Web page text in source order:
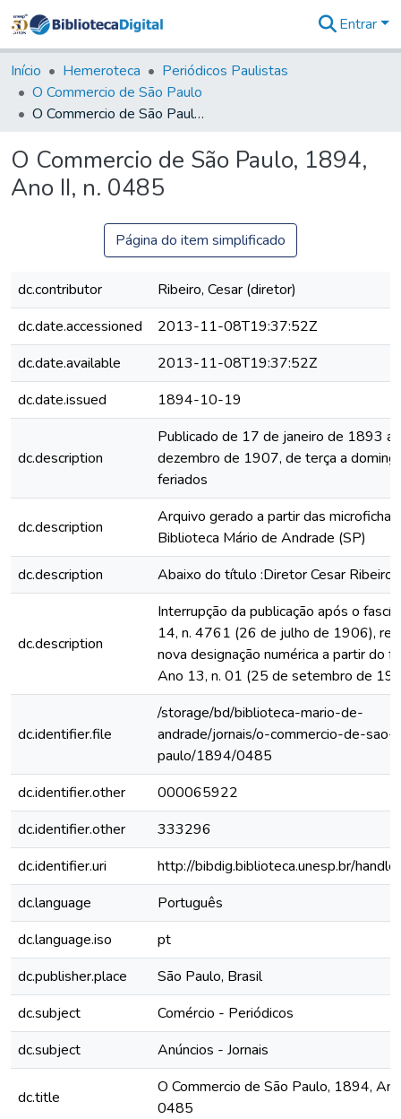
&
Coleções
Tudo na
Biblioteca
Estatísticas
Entrar
Início Hemeroteca
Periódicos Paulistas
O Commercio de São Paulo
O Commercio de São Paulo, 1894, Ano II, n. 0485
O Commercio de São Paulo, 1894,
Ano II, n. 0485
Página do item simplificado
dc.contributor
Ribeiro, Cesar (diretor)
dc.date.accessioned
2013-11-08T19:37:52Z
dc.date.available
2013-11-08T19:37:52Z
dc.date.issued
1894-10-19
dc.description
Publicado de 17 de janeiro de 1893 a
dezembro de 1907, de terça a
feriados
dc.description
Arquivo gerado a partir das
Biblioteca Mário de Andrade (SP)
dc.description
Abaixo do título :Diretor Cesar Ribeiro
dc.description
Interrupção da publicação após o
14, n. 4761 (26 de julho de 1906),
nova designação numérica a partir do
Ano 13, n. 01 (25 de setembro de
dc.identifier.file
/storage/bd/biblioteca-mario-de-
andrade/jornais/o-commercio-de-sao-
paulo/1894/0485
dc.identifier.other
000065922
dc.identifier.other
333296
dc.identifier.uri
http://bibdig.biblioteca.unesp.br/
dc.language
Português
dc.language.iso
pt
dc.publisher.place
São Paulo, Brasil
dc.subject
Comércio - Periódicos
dc.subject
Anúncios - Jornais
dc.title
O Commercio de São Paulo, 1894,
0485